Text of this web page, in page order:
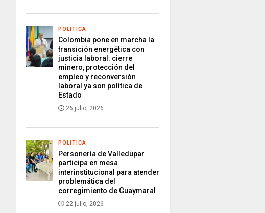
POLITICA
Colombia pone en marcha la
transición energética con
justicia laboral: cierre
minero, protección del
empleo y reconversión
laboral ya son política de
Estado
26 julio, 2026
POLITICA
Personería de Valledupar
participa en mesa
interinstitucional para atender
problemática del
corregimiento de Guaymaral
22 julio, 2026